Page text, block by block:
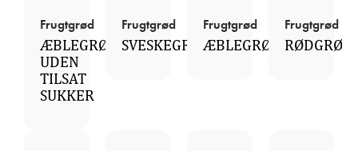
Frugtgrød
ÆBLEGRØD
UDEN
TILSAT
SUKKER
Frugtgrød
SVESKEGRØD
Frugtgrød
ÆBLEGRØD
Frugtgrød
RØDGRØD